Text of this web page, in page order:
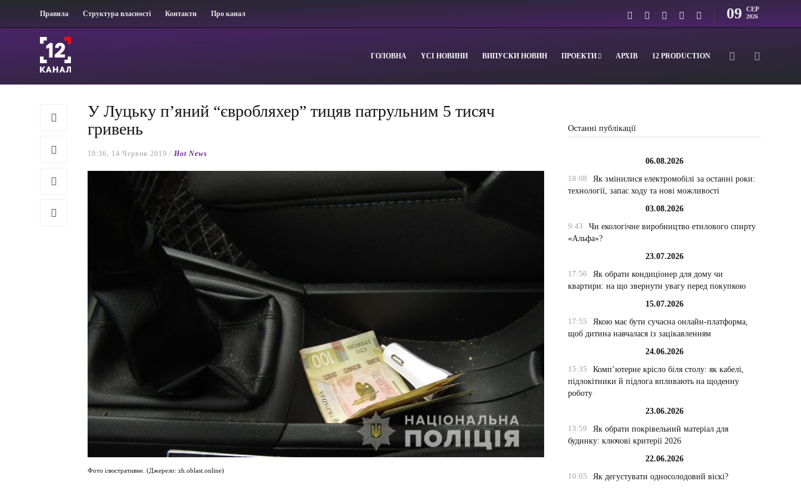
Правила Структура власності Контакти Про канал 09 СЕР
2026
ГОЛОВНА YСІ НОВИНИ ВИПУСКИ НОВИН ПРОЕКТИ АРХІВ 12 PRODUCTION
У Луцьку п’яний “євробляхер” тицяв патрульним 5 тисяч
гривень
10:36, 14 Червня 2019 /Hot News
Фото ілюстративне. (Джерело: zh.oblast.online)
Останні публікації
06.08.2026
18:08
Як змінилися електромобілі за останні роки:
технології, запас ходу та нові можливості
03.08.2026
9:43
Чи екологічне виробництво етилового спирту
«Альфа»?
23.07.2026
17:56
Як обрати кондиціонер для дому чи
квартири: на що звернути увагу перед покупкою
15.07.2026
17:55
Якою має бути сучасна онлайн-платформа,
щоб дитина навчалася із зацікавленням
24.06.2026
15:35
Комп’ютерне крісло біля столу: як кабелі,
підлокітники й підлога впливають на щоденну
роботу
23.06.2026
13:59
Як обрати покрівельний матеріал для
будинку: ключові критерії 2026
22.06.2026
10:05
Як дегустувати односолодовий віскі?